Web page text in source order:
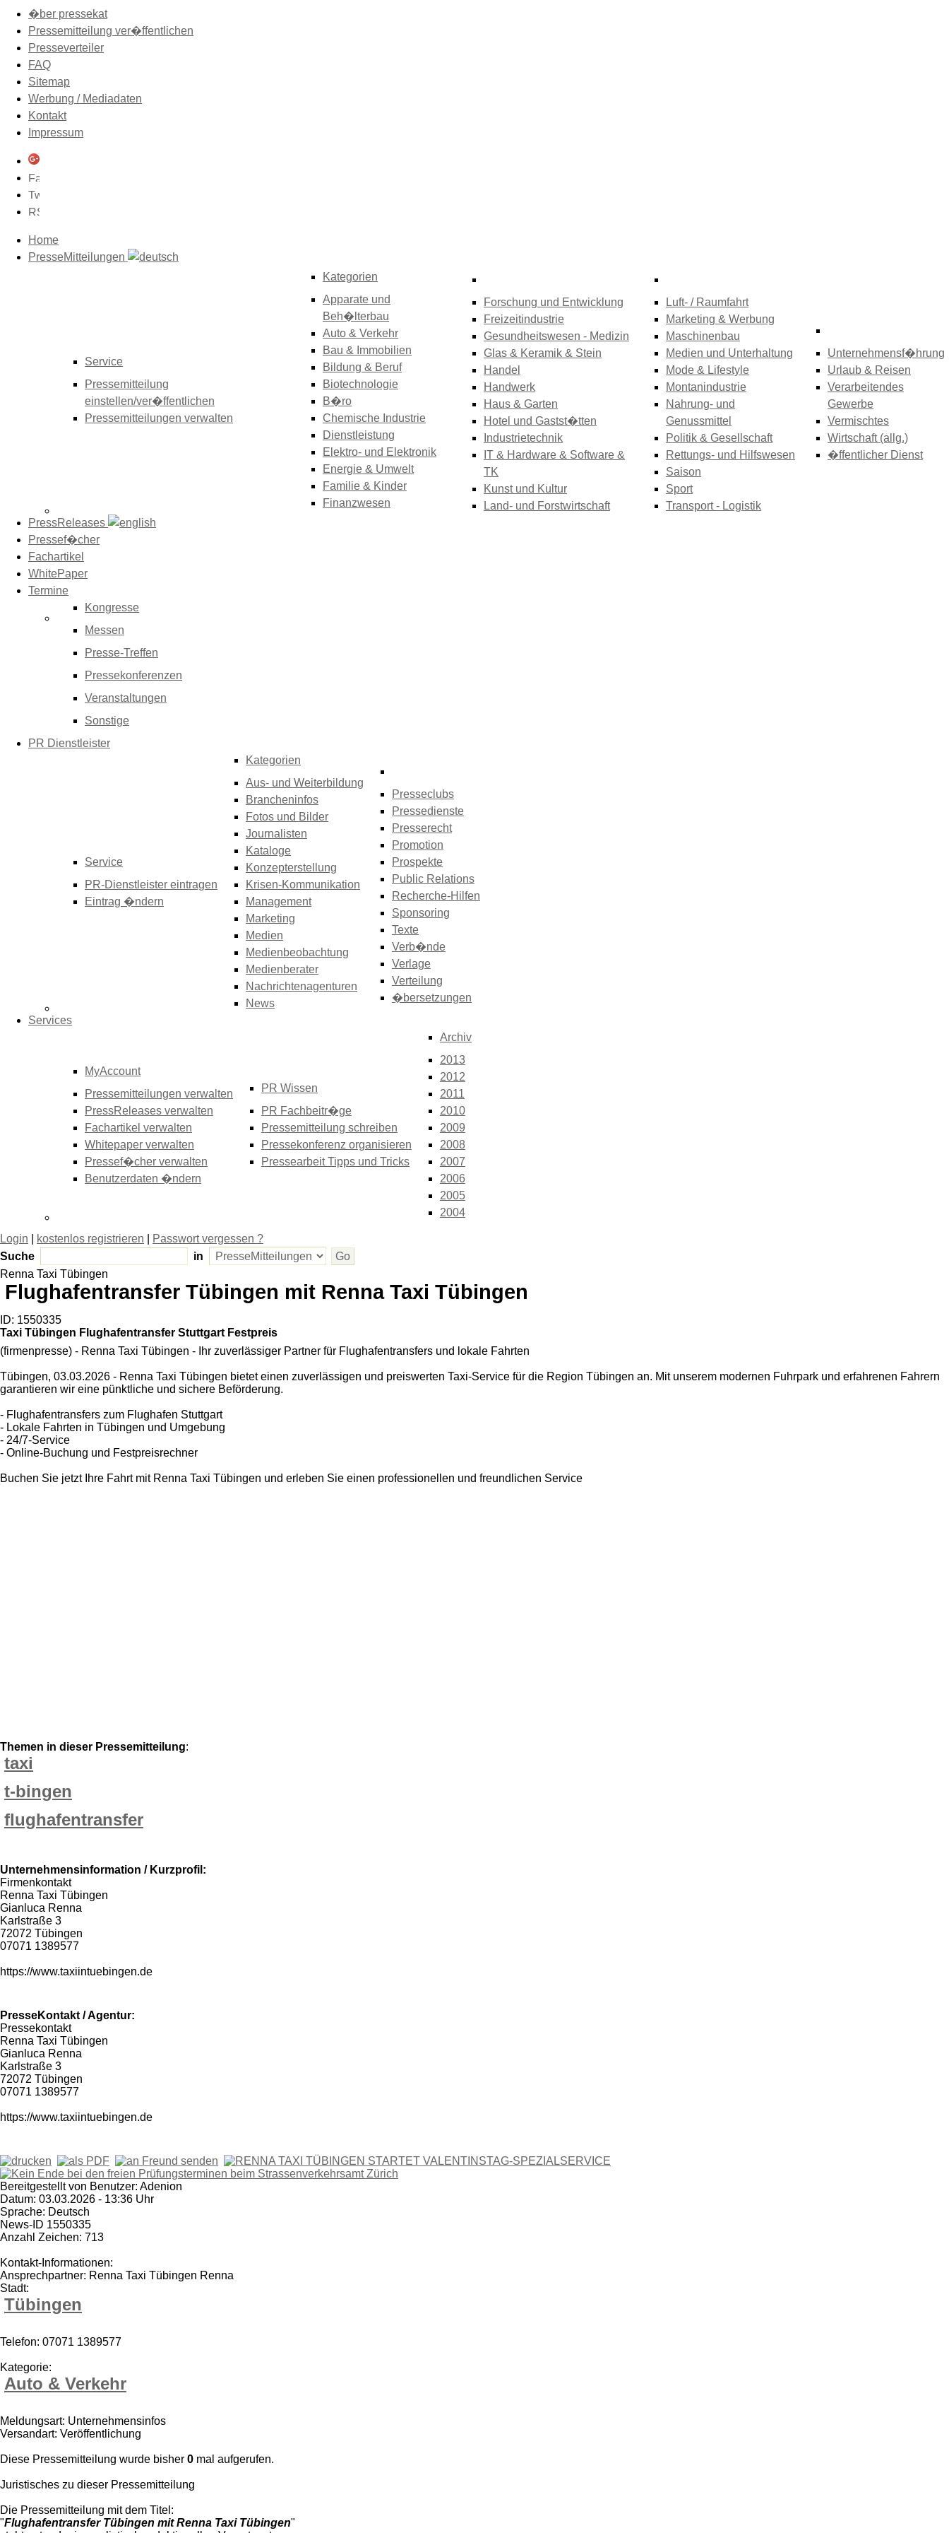
�ber pressekat
Pressemitteilung ver�ffentlichen
Presseverteiler
FAQ
Sitemap
Werbung / Mediadaten
Kontakt
Impressum
Home
PresseMitteilungen
Service
Pressemitteilung
einstellen/ver�ffentlichen
Pressemitteilungen verwalten
Kategorien
Apparate und
Beh�lterbau
Auto & Verkehr
Bau & Immobilien
Bildung & Beruf
Biotechnologie
B�ro
Chemische Industrie
Dienstleistung
Elektro- und Elektronik
Energie & Umwelt
Familie & Kinder
Finanzwesen
Forschung und Entwicklung
Freizeitindustrie
Gesundheitswesen - Medizin
Glas & Keramik & Stein
Handel
Handwerk
Haus & Garten
Hotel und Gastst�tten
Industrietechnik
IT & Hardware & Software &
TK
Kunst und Kultur
Land- und Forstwirtschaft
Luft- / Raumfahrt
Marketing & Werbung
Maschinenbau
Medien und Unterhaltung
Mode & Lifestyle
Montanindustrie
Nahrung- und
Genussmittel
Politik & Gesellschaft
Rettungs- und Hilfswesen
Saison
Sport
Transport - Logistik
Unternehmensf�hrung
Urlaub & Reisen
Verarbeitendes
Gewerbe
Vermischtes
Wirtschaft (allg.)
�ffentlicher Dienst
PressReleases
Pressef�cher
Fachartikel
WhitePaper
Termine
Kongresse
Messen
Presse-Treffen
Pressekonferenzen
Veranstaltungen
Sonstige
PR Dienstleister
Service
PR-Dienstleister eintragen
Eintrag �ndern
Kategorien
Aus- und Weiterbildung
Brancheninfos
Fotos und Bilder
Journalisten
Kataloge
Konzepterstellung
Krisen-Kommunikation
Management
Marketing
Medien
Medienbeobachtung
Medienberater
Nachrichtenagenturen
News
Presseclubs
Pressedienste
Presserecht
Promotion
Prospekte
Public Relations
Recherche-Hilfen
Sponsoring
Texte
Verb�nde
Verlage
Verteilung
�bersetzungen
Services
MyAccount
Pressemitteilungen verwalten
PressReleases verwalten
Fachartikel verwalten
Whitepaper verwalten
Pressef�cher verwalten
Benutzerdaten �ndern
PR Wissen
PR Fachbeitr�ge
Pressemitteilung schreiben
Pressekonferenz organisieren
Pressearbeit Tipps und Tricks
Archiv
2013
2012
2011
2010
2009
2008
2007
2006
2005
2004
Login kostenlos registrieren
Passwort vergessen ?
Suche
in
Renna Taxi Tübingen
Flughafentransfer Tübingen mit Renna Taxi Tübingen
ID: 1550335
Taxi Tübingen Flughafentransfer Stuttgart Festpreis
(firmenpresse) - Renna Taxi Tübingen - Ihr zuverlässiger Partner für Flughafentransfers und lokale Fahrten
Tübingen, 03.03.2026 - Renna Taxi Tübingen bietet einen zuverlässigen und preiswerten Taxi-Service für die Region Tübingen an. Mit unserem modernen Fuhrpark und erfahrenen Fahrern
garantieren wir eine pünktliche und sichere Beförderung.
- Flughafentransfers zum Flughafen Stuttgart
- Lokale Fahrten in Tübingen und Umgebung
- 24/7-Service
- Online-Buchung und Festpreisrechner
Buchen Sie jetzt Ihre Fahrt mit Renna Taxi Tübingen und erleben Sie einen professionellen und freundlichen Service
Themen in dieser Pressemitteilung:
taxi
t-bingen
flughafentransfer
Unternehmensinformation / Kurzprofil:
Firmenkontakt
Renna Taxi Tübingen
Gianluca Renna
Karlstraße 3
72072 Tübingen
07071 1389577
https://www.taxiintuebingen.de
PresseKontakt / Agentur:
Pressekontakt
Renna Taxi Tübingen
Gianluca Renna
Karlstraße 3
72072 Tübingen
07071 1389577
https://www.taxiintuebingen.de
Bereitgestellt von Benutzer: Adenion
Datum: 03.03.2026 - 13:36 Uhr
Sprache: Deutsch
News-ID 1550335
Anzahl Zeichen: 713
Kontakt-Informationen:
Ansprechpartner: Renna Taxi Tübingen Renna
Stadt:
Tübingen
Telefon: 07071 1389577
Kategorie:
Auto & Verkehr
Meldungsart: Unternehmensinfos
Versandart: Veröffentlichung
Diese Pressemitteilung wurde bisher 0 mal aufgerufen.
Juristisches zu dieser Pressemitteilung
Die Pressemitteilung mit dem Titel:
"Flughafentransfer Tübingen mit Renna Taxi Tübingen"